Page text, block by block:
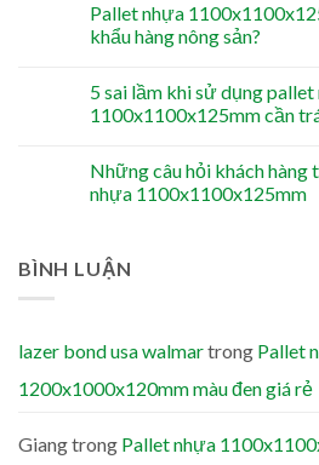
Pallet nhựa
khẩu hàng nông sản?
5 sai lầm khi sử dụng pallet
1100x1100x125mm cần
Những câu hỏi khách
nhựa 1100x1100x125mm
BÌNH LUẬN
lazer bond usa walmartrong Pallet
1200x1000x120mm màu đen giá rẻ
Giangtrong Pallet nhựa